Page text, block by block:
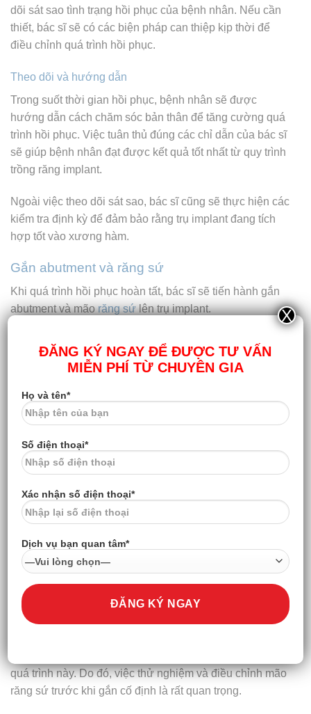
dõi sát sao tình trạng hồi phục của bệnh nhân. Nếu cần
thiết, bác sĩ sẽ có các biện pháp can thiệp kịp thời để
điều chỉnh quá trình hồi phục.
Theo dõi và hướng dẫn
Trong suốt thời gian hồi phục, bệnh nhân sẽ được
hướng dẫn cách chăm sóc bản thân để tăng cường quá
trình hồi phục. Việc tuân thủ đúng các chỉ dẫn của bác sĩ
sẽ giúp bệnh nhân đạt được kết quả tốt nhất từ quy trình
trồng răng implant.
Ngoài việc theo dõi sát sao, bác sĩ cũng sẽ thực hiện các
kiểm tra định kỳ để đảm bảo rằng trụ implant đang tích
hợp tốt vào xương hàm.
Gắn abutment và răng sứ
Khi quá trình hồi phục hoàn tất, bác sĩ sẽ tiến hành gắn
abutment và mãorăng sứlên trụ implant.
Abutment là bộ phận kết nối giữa trụ implant và
một cách cẩn thận để đảm bảo rằng nó khớp hoàn hảo
với trụ implant.
Bác sĩ sẽ sử dụng các công cụ chuyên dụng để thực
hiện bước này. Sau khi abutment đã được gắn, bệnh
trung gian giữa trụ implant và mão răng sứ.
Mão răng sứ sẽ được chế tác để phù hợp với màu sắc
và hình dáng răng tự nhiên của bệnh nhân. Đội ngũ nha
sĩ sẽ làm việc cẩn thận để đảm bảo rằng mão răng sứ
không chỉ đẹp mà còn có chức năng nhai tương tự như
răng thật.
quá trình này. Do đó, việc thử nghiệm và điều chỉnh mão
răng sứ trước khi gắn cố định là rất quan trọng.
ĐĂNG KÝ NGAY ĐỂ ĐƯỢC TƯ VẤN
MIỄN PHÍ TỪ CHUYÊN GIA
Họ và tên*
Số điện thoại*
Xác nhận số điện thoại*
Dịch vụ bạn quan tâm*
X